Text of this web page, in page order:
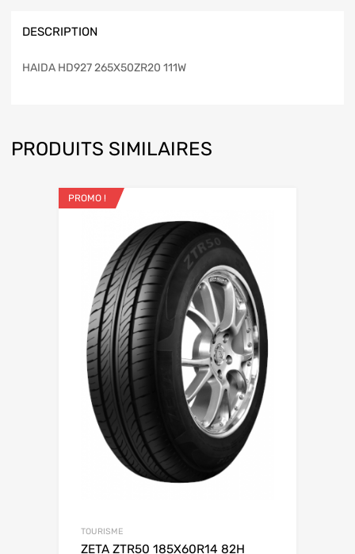
DESCRIPTION
HAIDA HD927 265X50ZR20 111W
PRODUITS SIMILAIRES
PROMO !
TOURISME
ZETA ZTR50 185X60R14 82H